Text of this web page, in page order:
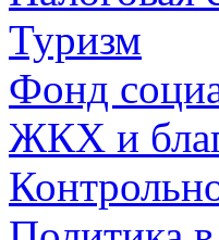
Туризм
Фонд
ЖКХ и